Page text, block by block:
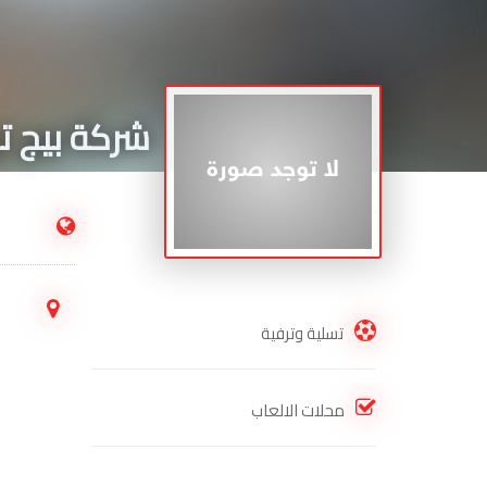
شركة بيج
تسلية وترفية
محلات الالعاب